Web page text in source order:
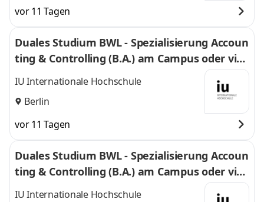
vor 11 Tagen
Duales Studium BWL - Spezialisierung Accoun
ting & Controlling (B.A.) am Campus oder virt
uell
IU Internationale Hochschule
Berlin
vor 11 Tagen
Duales Studium BWL - Spezialisierung Accoun
ting & Controlling (B.A.) am Campus oder virt
uell
IU Internationale Hochschule